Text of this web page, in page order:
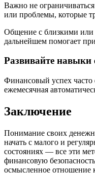
Важно не
или проблемы, которые
Общение с близкими или
дальнейшем помогает
Развивайте
Финансовый успех часто
ежемесячная
Заключение
Понимание своих
начать с малого и
состояниях — все эти
финансовую
осмысленное отношение